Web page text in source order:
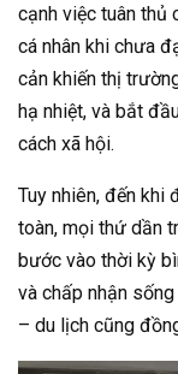
cạnh việc tuân thủ
cá nhân khi chưa
cản khiến thị
hạ nhiệt, và bắt
cách xã hội.
Tuy nhiên, đến
toàn, mọi thứ dần
bước vào thời kỳ
và chấp nhận
– du lịch cũng